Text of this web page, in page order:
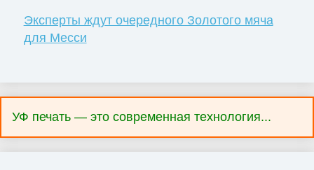
Эксперты ждут очередного Золотого мяча
для Месси
УФ печать — это современная технология...